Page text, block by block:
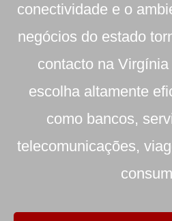
conectividade e o
negócios do estado
contacto na
escolha altamente
como bancos,
telecomunicações,